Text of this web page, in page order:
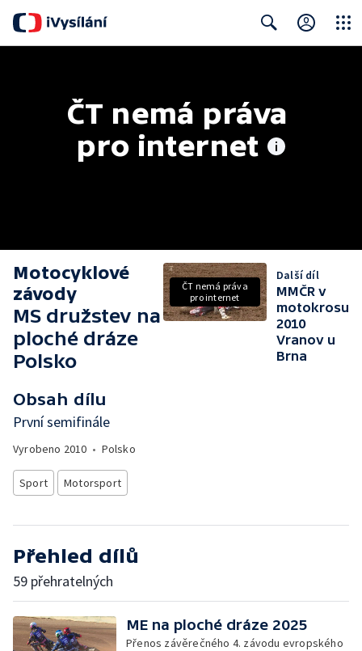
ČT nemá práva
pro internet
Motocyklové
závody
MS družstev na
ploché dráze
Polsko
Obsah dílu
První semifinále
Vyrobeno 2010 • Polsko
Sport Motorsport
ČT nemá práva
pro internet
Další díl
MMČR v
motokrosu
2010
Vranov u
Brna
Přehled dílů
59 přehratelných
ME na ploché dráze 2025
Přenos závěrečného 4. závodu evropského